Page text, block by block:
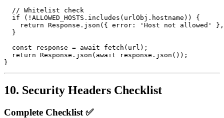
  // Whitelist check
  if (!ALLOWED_HOSTS.includes(urlObj.hostname)) {
return Response.json({ error: 'Host not allowed'
  }
  const response = await fetch(url);
  return Response.json(await response.json());
10. Security Headers Checklist
Complete Checklist ✅